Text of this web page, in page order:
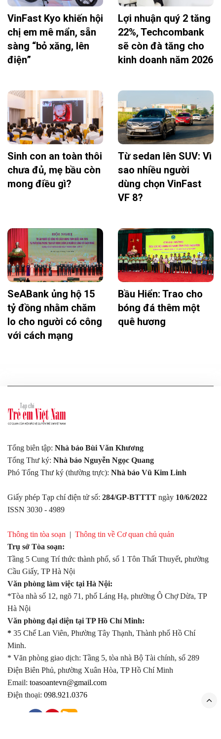
VinFast Kyo khiến hội
chị em mê mẩn, sẵn
sàng “bỏ xăng, lên
điện”
Lợi nhuận quý 2 tăng
22%, Techcombank
sẽ còn đà tăng cho
kinh doanh năm 2026
Sinh con an toàn thôi
chưa đủ, mẹ bầu còn
mong điều gì?
Từ sedan lên SUV: Vì
sao nhiều người
dùng chọn VinFast
VF 8?
SeABank ủng hộ 15
tỷ đồng nhằm chăm
lo cho người có công
với cách mạng
Bầu Hiển: Trao cho
bóng đá thêm một
quê hương
Tổng biên tập: Nhà báo Bùi Văn Khương
Tổng Thư ký: Nhà báo Nguyễn Ngọc Quang
Phó Tổng Thư ký (thường trực): Nhà báo Vũ Kim Linh
Giấy phép Tạp chí điện tử số: 284/GP-BTTTT ngày 10/6/2022
ISSN 3030 - 4989
Thông tin tòa soạn | Thông tin về Cơ quan chủ quản
Trụ sở Tòa soạn:
Tầng 5 Cung Trí thức thành phố, số 1 Tôn Thất Thuyết, phường
Cầu Giấy, TP Hà Nội
Văn phòng làm việc tại Hà Nội:
*Tòa nhà số 12, ngõ 71, phố Láng Hạ, phường Ô Chợ Dừa, TP
Hà Nội
Văn phòng đại diện tại TP Hồ Chí Minh:
* 35 Chế Lan Viên, Phường Tây Thạnh, Thành phố Hồ Chí
Minh.
* Văn phòng giao dịch: Tầng 5, tòa nhà Bộ Tài chính, số 289
Điện Biên Phủ, phường Xuân Hòa, TP Hồ Chí Minh
Email: toasoantevn@gmail.com
Điện thoại: 098.921.0376